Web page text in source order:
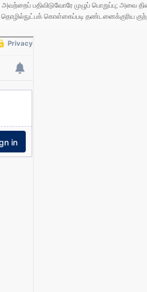
அவற்றைப் பதிவிடுவோரே முழுப் பொறுப்பு;
கொள்கைப்படி தண்டனைக்குரிய